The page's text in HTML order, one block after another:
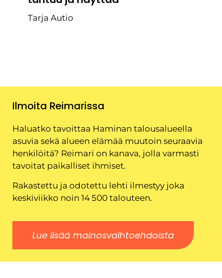
Tarja Autio
Ilmoita Reimarissa
Haluatko tavoittaa Haminan talousalueella
asuvia sekä alueen elämää muutoin seuraavia
henkilöitä? Reimari on kanava, jolla varmasti
tavoitat paikalliset ihmiset.
Rakastettu ja odotettu lehti ilmestyy joka
keskiviikko noin 14 500 talouteen.
Lue lisää mainosvaihtoehdoista